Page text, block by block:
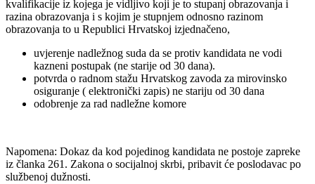
kvalifikacije iz kojega je vidljivo koji je to stupanj obrazovanja i
razina obrazovanja i s kojim je stupnjem odnosno razinom
obrazovanja to u Republici Hrvatskoj izjednačeno,
uvjerenje nadležnog suda da se protiv kandidata ne vodi
kazneni postupak (ne starije od 30 dana).
potvrda o radnom stažu Hrvatskog zavoda za mirovinsko
osiguranje ( elektronički zapis) ne stariju od 30 dana
odobrenje za rad nadležne komore
Napomena: Dokaz da kod pojedinog kandidata ne postoje zapreke
iz članka 261. Zakona o socijalnoj skrbi, pribavit će poslodavac po
službenoj dužnosti.